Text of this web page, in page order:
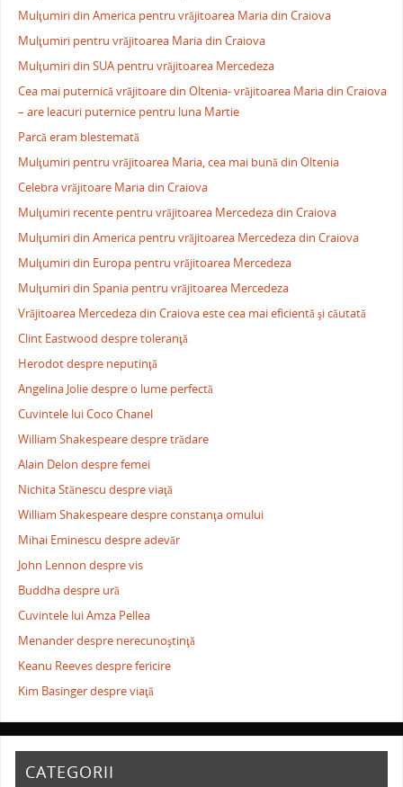
Mulţumiri din America pentru vrăjitoarea Maria din Craiova
Mulţumiri pentru vrăjitoarea Maria din Craiova
Mulţumiri din SUA pentru vrăjitoarea Mercedeza
Cea mai puternică vrăjitoare din Oltenia- vrăjitoarea Maria din Craiova
– are leacuri puternice pentru luna Martie
Parcă eram blestemată
Mulţumiri pentru vrăjitoarea Maria, cea mai bună din Oltenia
Celebra vrăjitoare Maria din Craiova
Mulţumiri recente pentru vrăjitoarea Mercedeza din Craiova
Mulţumiri din America pentru vrăjitoarea Mercedeza din Craiova
Mulţumiri din Europa pentru vrăjitoarea Mercedeza
Mulţumiri din Spania pentru vrăjitoarea Mercedeza
Vrăjitoarea Mercedeza din Craiova este cea mai eficientă şi căutată
Clint Eastwood despre toleranţă
Herodot despre neputinţă
Angelina Jolie despre o lume perfectă
Cuvintele lui Coco Chanel
William Shakespeare despre trădare
Alain Delon despre femei
Nichita Stănescu despre viaţă
William Shakespeare despre constanţa omului
Mihai Eminescu despre adevăr
John Lennon despre vis
Buddha despre ură
Cuvintele lui Amza Pellea
Menander despre nerecunoştinţă
Keanu Reeves despre fericire
Kim Basinger despre viaţă
CATEGORII